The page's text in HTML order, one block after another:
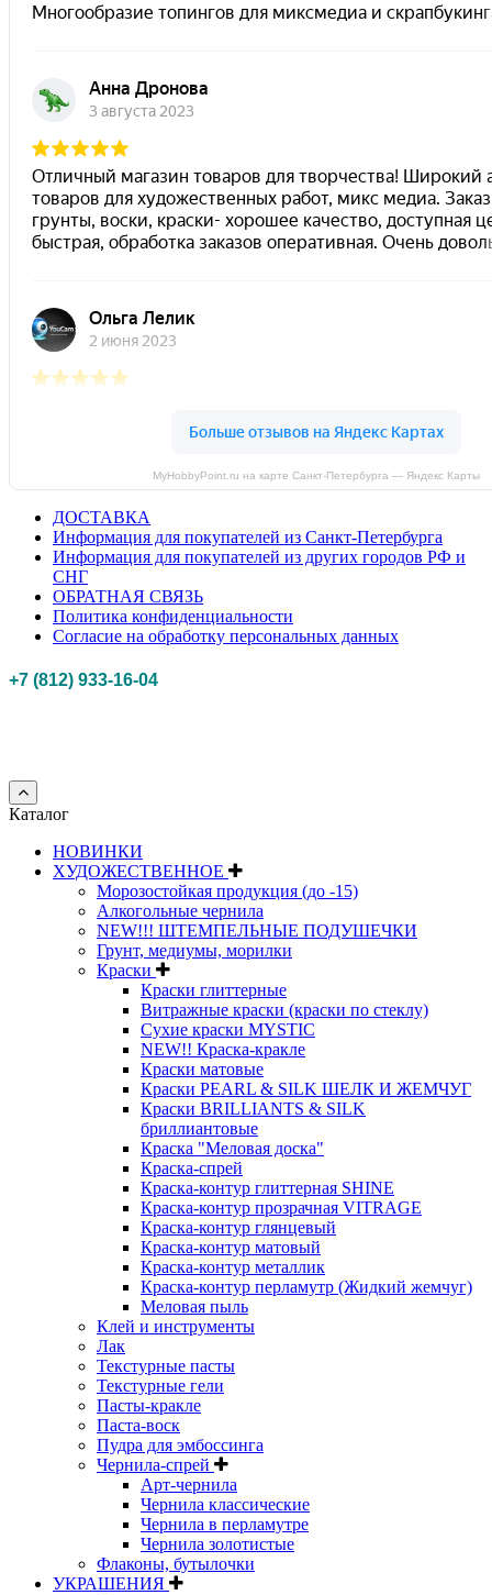
MyHobbyPoint.ru на карте Санкт‑Петербурга — Яндекс Карты
ДОСТАВКА
Информация для покупателей из Санкт-Петербурга
Информация для покупателей из других городов РФ и
СНГ
ОБРАТНАЯ СВЯЗЬ
Политика конфиденциальности
Согласие на обработку персональных данных
+7 (812) 933-16-04
Каталог
НОВИНКИ
ХУДОЖЕСТВЕННОЕ
Морозостойкая продукция (до -15)
Алкогольные чернила
NEW!!! ШТЕМПЕЛЬНЫЕ ПОДУШЕЧКИ
Грунт, медиумы, морилки
Краски
Краски глиттерные
Витражные краски (краски по стеклу)
Сухие краски MYSTIC
NEW!! Краска-кракле
Краски матовые
Краски PEARL & SILK ШЕЛК И ЖЕМЧУГ
Краски BRILLIANTS & SILK
бриллиантовые
Краска "Меловая доска"
Краска-спрей
Краска-контур глиттерная SHINE
Краска-контур прозрачная VITRAGE
Краска-контур глянцевый
Краска-контур матовый
Краска-контур металлик
Краска-контур перламутр (Жидкий жемчуг)
Меловая пыль
Клей и инструменты
Лак
Текстурные пасты
Текстурные гели
Пасты-кракле
Паста-воск
Пудра для эмбоссинга
Чернила-спрей
Арт-чернила
Чернила классические
Чернила в перламутре
Чернила золотистые
Флаконы, бутылочки
УКРАШЕНИЯ